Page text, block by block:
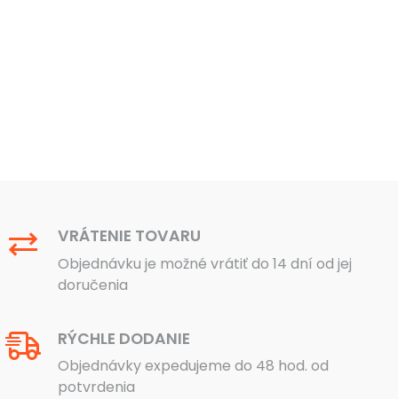
VRÁTENIE TOVARU
Objednávku je možné vrátiť do 14 dní od jej
doručenia
RÝCHLE DODANIE
Objednávky expedujeme do 48 hod. od
potvrdenia